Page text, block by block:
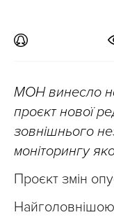
МОН винесло
проєкт нової
зовнішнього
моніторингу
Проєкт змін